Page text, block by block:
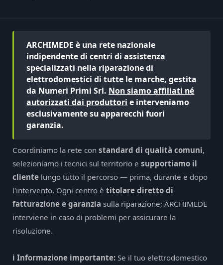
ARCHIMEDE è una rete nazionale
indipendente di centri di assistenza
specializzati nella riparazione di
elettrodomestici di tutte le marche, gestita
da Numeri Primi Srl. Non siamo affiliati né
autorizzati dai produttori e interveniamo
esclusivamente su apparecchi fuori
garanzia.
Coordiniamo la rete constandard di qualità comuni,
selezioniamo i tecnici sul territorio esupportiamo il
cliente lungo tutto il percorso — prima, durante e dopo
l'intervento. Ogni centro ètitolare diretto di
fatturazione e garanzia sulla riparazione; ARCHIMEDE
interviene in caso di problemi per assicurare la
risoluzione.
ℹ️ Informazione importante: Se il tuo elettrodomestico